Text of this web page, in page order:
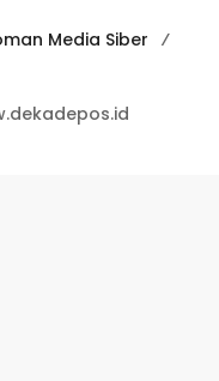
Media Siber